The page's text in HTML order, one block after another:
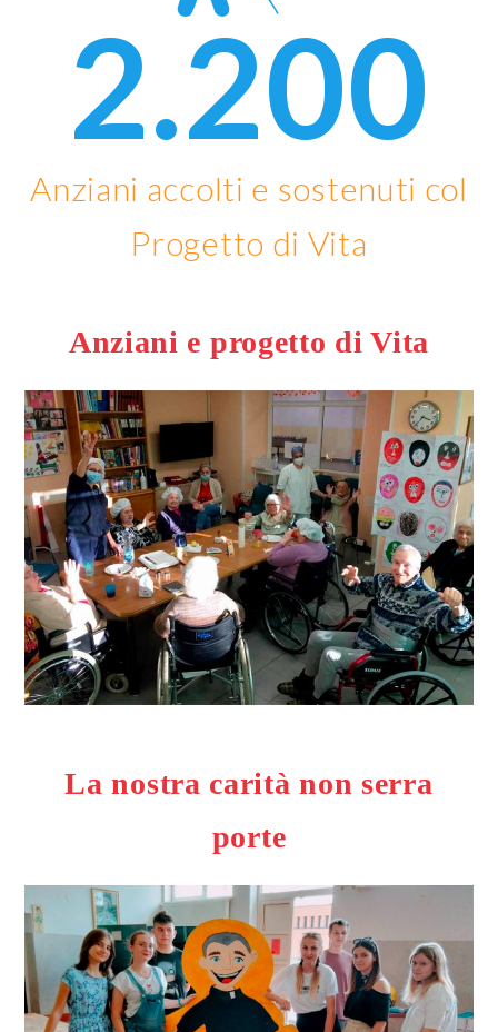
2.200
Anziani accolti e sostenuti col
Progetto di Vita
Anziani e progetto di Vita
La nostra carità non serra
porte